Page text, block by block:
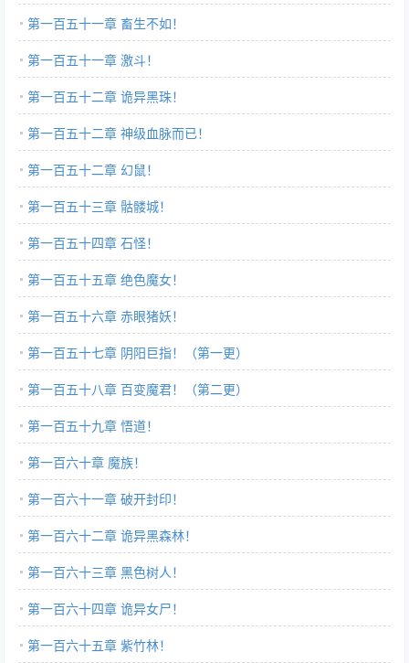
第一百五十一章 畜生不如！
第一百五十一章 激斗！
第一百五十二章 诡异黑珠！
第一百五十二章 神级血脉而已！
第一百五十二章 幻鼠！
第一百五十三章 骷髅城！
第一百五十四章 石怪！
第一百五十五章 绝色魔女！
第一百五十六章 赤眼猪妖！
第一百五十七章 阴阳巨指！（第一更）
第一百五十八章 百变魔君！（第二更）
第一百五十九章 悟道！
第一百六十章 魔族！
第一百六十一章 破开封印！
第一百六十二章 诡异黑森林！
第一百六十三章 黑色树人！
第一百六十四章 诡异女尸！
第一百六十五章 紫竹林！